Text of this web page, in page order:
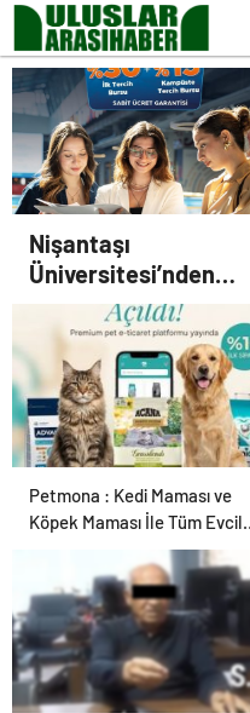
Nişantaşı
Üniversitesi’nden
2026 YKS Adaylarına
Çifte Güvence: Sabit
Ücret ve Kesintisiz
Burs
Petmona : Kedi Maması ve
Köpek Maması İle Tüm Evcil